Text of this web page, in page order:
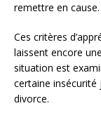
remettre en cause.
Ces critères
laissent encore
situation est
certaine insécurité
divorce.